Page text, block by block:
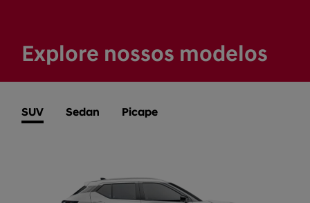
Explore nossos modelos
SUV Sedan Picape